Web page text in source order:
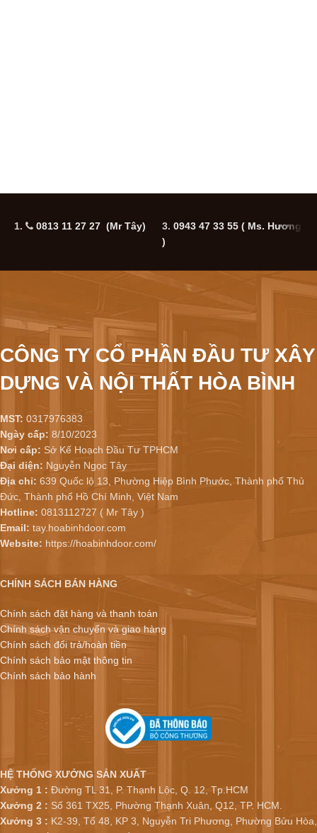
1. 0813 11 27 27 (Mr Tây) 3. 0943 47 33 55 ( Ms. Hương
)
CÔNG TY CỔ PHẦN ĐẦU TƯ XÂY
DỰNG VÀ NỘI THẤT HÒA BÌNH
MST: 0317976383
Ngày cấp: 8/10/2023
Nơi cấp: Sở Kế Hoạch Đầu Tư TPHCM
Đại diện: Nguyễn Ngọc Tây
Địa chỉ: 639 Quốc lộ 13, Phường Hiệp Bình Phước, Thành phố Thủ
Đức, Thành phố Hồ Chí Minh, Việt Nam
Hotline: 0813112727 ( Mr Tây )
Email: tay.hoabinhdoor.com
Website: https://hoabinhdoor.com/
CHÍNH SÁCH BÁN HÀNG
Chính sách đặt hàng và thanh toán
Chính sách vận chuyển và giao hàng
Chính sách đổi trả/hoàn tiền
Chính sách bảo mật thông tin
Chính sách bảo hành
HỆ THỐNG XƯỞNG SẢN XUẤT
Xưởng 1 : Đường TL 31, P. Thạnh Lộc, Q. 12, Tp.HCM
Xưởng 2 : Số 361 TX25, Phường Thạnh Xuân, Q12, TP. HCM.
Xưởng 3 : K2-39, Tổ 48, KP 3, Nguyễn Tri Phương, Phường Bửu Hòa,